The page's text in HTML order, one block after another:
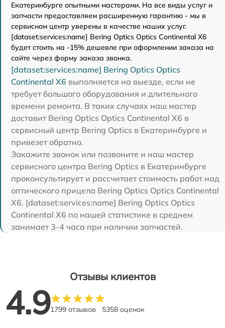
Екатеринбурге опытными мастерами. На все виды услуг и
запчасти предоставляем расширенную гарантию - мы в
сервисном центр уверены в качестве наших услуг.
[dataset:services:name] Bering Optics Optics Continental X6
будет стоить на -15% дешевле при оформлении заказа на
сайте через форму заказа звонка.
[dataset:services:name] Bering Optics Optics
Continental X6 выполняется на выезде, если не
требует большого оборудования и длительного
времени ремонта. В таких случаях наш мастер
доставит Bering Optics Optics Continental X6 в
сервисный центр Bering Optics в Екатеринбурге и
привезет обратно.
Закажите звонок или позвоните и наш мастер
сервисного центра Bering Optics в Екатеринбурге
проконсультирует и рассчитает стоимость работ над
оптического прицела Bering Optics Optics Continental
X6. [dataset:services:name] Bering Optics Optics
Continental X6 по нашей статистике в среднем
занимает 3-4 часа при наличии запчастей.
Отзывы клиентов
4.91799 отзывов 5358 оценок